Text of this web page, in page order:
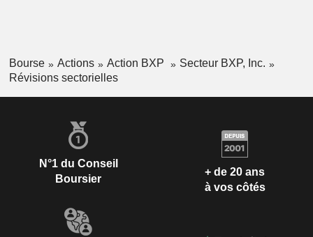
Bourse Actions Action BXP
Secteur BXP, Inc.
Révisions sectorielles
N°1 du Conseil
Boursier
+ de 20 ans
à vos côtés